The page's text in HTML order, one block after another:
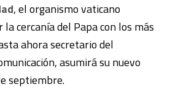
, el organismo vaticano
la cercanía del Papa con los más
ahora secretario del
asumirá su nuevo
septiembre.